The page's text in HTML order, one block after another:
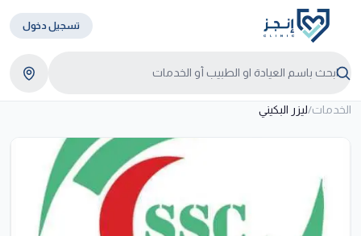
تسجيل دخول
الخدمات/ليزر البكيني